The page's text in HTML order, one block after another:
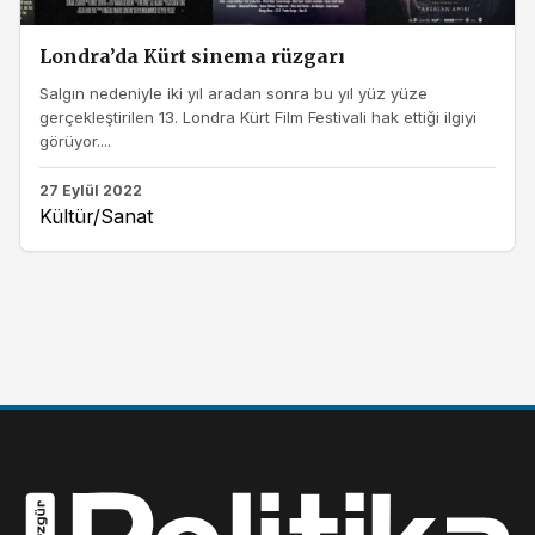
Londra’da Kürt sinema rüzgarı
Salgın nedeniyle iki yıl aradan sonra bu yıl yüz yüze
gerçekleştirilen 13. Londra Kürt Film Festivali hak ettiği ilgiyi
görüyor....
27 Eylül 2022
Kültür/Sanat